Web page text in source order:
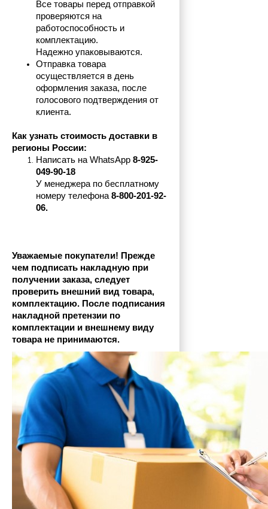
Все товары перед отправкой
проверяются на
работоспособность и
комплектацию.
Надежно упаковываются.
Отправка товара
осуществляется в день
оформления заказа, после
голосового подтверждения от
клиента.
Как узнать стоимость доставки в
регионы России:
Написать на WhatsApp 8-925-
049-90-18
У менеджера по бесплатному
номеру телефона 8-800-201-92-
06.
Уважаемые покупатели! Прежде
чем подписать накладную при
получении заказа, следует
проверить внешний вид товара,
комплектацию. После подписания
накладной претензии по
комплектации и внешнему виду
товара не принимаются.